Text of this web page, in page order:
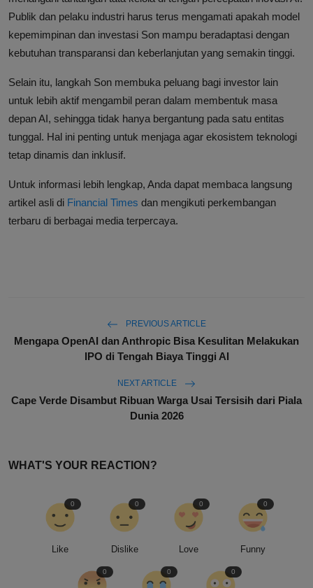
Publik dan pelaku industri harus terus mengamati apakah model
kepemimpinan dan investasi Son mampu beradaptasi dengan
kebutuhan transparansi dan keberlanjutan yang semakin tinggi.
Selain itu, langkah Son membuka peluang bagi investor lain
untuk lebih aktif mengambil peran dalam membentuk masa
depan AI, sehingga tidak hanya bergantung pada satu entitas
tunggal. Hal ini penting untuk menjaga agar ekosistem teknologi
tetap dinamis dan inklusif.
Untuk informasi lebih lengkap, Anda dapat membaca langsung
artikel asli di Financial Times dan mengikuti perkembangan
terbaru di berbagai media terpercaya.
PREVIOUS ARTICLE
Mengapa OpenAI dan Anthropic Bisa Kesulitan Melakukan
IPO di Tengah Biaya Tinggi AI
NEXT ARTICLE
Cape Verde Disambut Ribuan Warga Usai Tersisih dari Piala
Dunia 2026
WHAT'S YOUR REACTION?
Like
0
Dislike
0
Love
0
Funny
0
0 0 0